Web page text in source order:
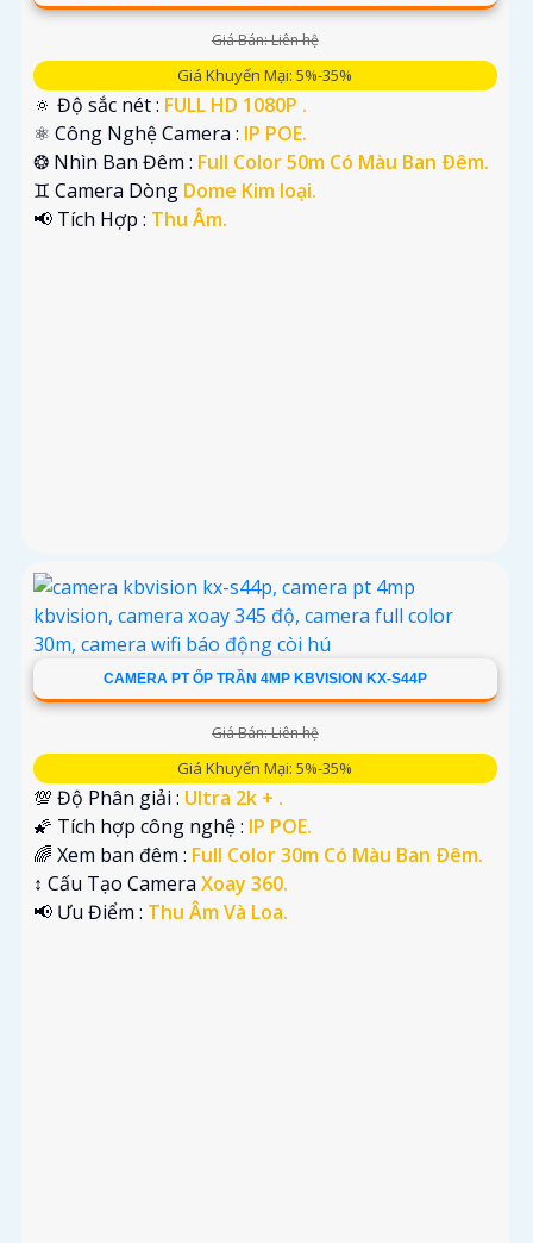
Giá Bán: Liên hệ
Giá Khuyến Mại: 5%-35%
🔅 Độ sắc nét : FULL HD 1080P .
⚛️ Công Nghệ Camera : IP POE.
❂ Nhìn Ban Đêm : Full Color 50m Có Màu Ban Ðêm.
♊ Camera Dòng Dome Kim loại.
️📢 Tích Hợp : Thu Âm.
CAMERA PT ỐP TRẦN 4MP KBVISION KX-S44P
Giá Bán: Liên hệ
Giá Khuyến Mại: 5%-35%
💯 Độ Phân giải : Ultra 2k + .
🌠 Tích hợp công nghệ : IP POE.
🌈 Xem ban đêm : Full Color 30m Có Màu Ban Ðêm.
↕️ Cấu Tạo Camera Xoay 360.
️📢 Ưu Điểm : Thu Âm Và Loa.